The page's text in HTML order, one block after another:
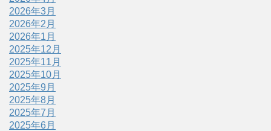
2026年3月
2026年2月
2026年1月
2025年12月
2025年11月
2025年10月
2025年9月
2025年8月
2025年7月
2025年6月